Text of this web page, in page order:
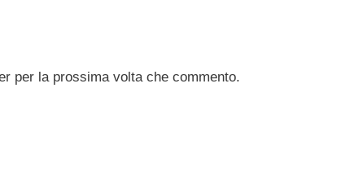
per la prossima volta che commento.